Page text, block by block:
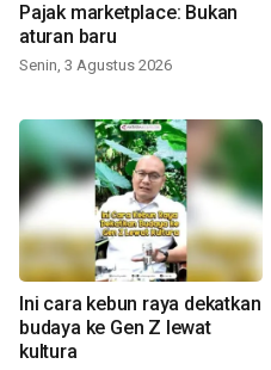
Pajak marketplace: Bukan
aturan baru
Senin, 3 Agustus 2026
Ini cara kebun raya dekatkan
budaya ke Gen Z lewat
kultura